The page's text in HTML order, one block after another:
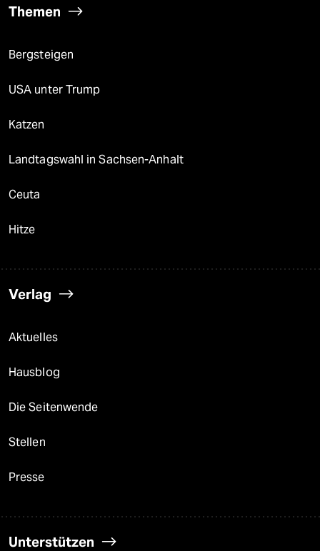
Themen
Bergsteigen
USA unter Trump
Katzen
Landtagswahl in Sachsen-Anhalt
Ceuta
Hitze
Verlag
Aktuelles
Hausblog
Die Seitenwende
Stellen
Presse
Unterstützen